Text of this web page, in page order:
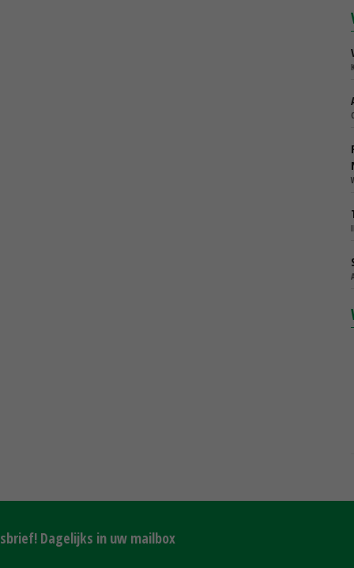
Dagelijks in uw mailbox